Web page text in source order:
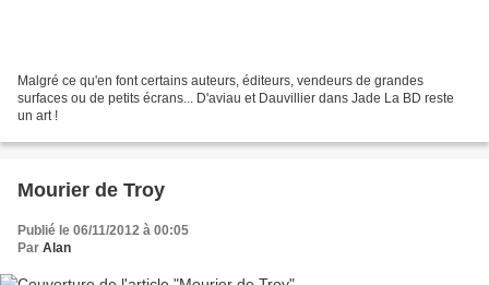
Malgré ce qu'en font certains auteurs, éditeurs, vendeurs de grandes
surfaces ou de petits écrans... D'aviau et Dauvillier dans Jade La BD reste
un art !
Mourier de Troy
Publié le 06/11/2012 à 00:05
Par Alan